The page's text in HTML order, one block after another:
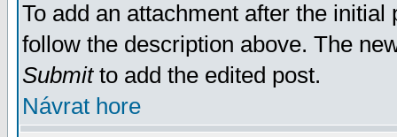
To add an attachment after the
follow the description above. The
Submitto add the edited post.
Návrat hore